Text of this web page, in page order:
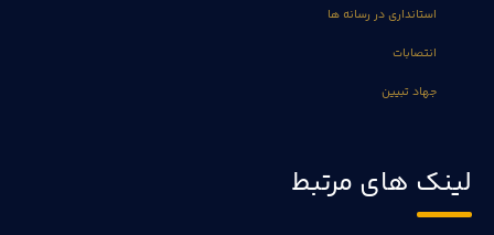
استانداری در رسانه ها
انتصابات
جهاد تبیین
لینک های مرتبط